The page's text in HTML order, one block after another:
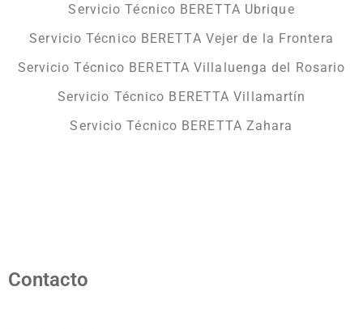
Servicio Técnico BERETTA Ubrique
Servicio Técnico BERETTA Vejer de la Frontera
Servicio Técnico BERETTA Villaluenga del Rosario
Servicio Técnico BERETTA Villamartín
Servicio Técnico BERETTA Zahara
Contacto